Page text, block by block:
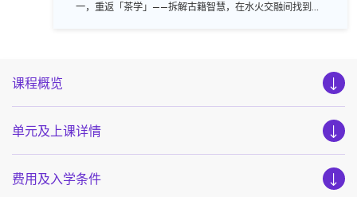
一，重返「茶学」——拆解古籍智慧，在水火交融间找到抚
课程概览
单元及上课详情
费用及入学条件